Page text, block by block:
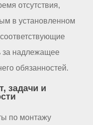
отсутствия,
в установленном
за надлежащее
обязанностей.
задачи и
по монтажу